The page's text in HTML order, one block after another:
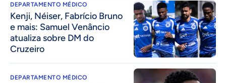
DEPARTAMENTO MÉDICO
Kenji, Néiser, Fabrício Bruno
e mais: Samuel Venâncio
atualiza sobre DM do
Cruzeiro
DEPARTAMENTO MÉDICO